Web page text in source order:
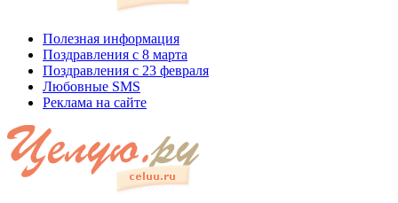
Полезная информация
Поздравления с 8 марта
Поздравления с 23 февраля
Любовные SMS
Реклама на сайте